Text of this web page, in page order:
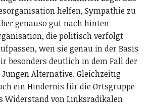
helfen, Sympathie zu
genauso gut nach hinten
die politisch verfolgt
wen sie genau in der Basis
besonders deutlich in dem Fall der
Alternative. Gleichzeitig
ein Hindernis für die Ortsgruppe
Widerstand von Linksradikalen